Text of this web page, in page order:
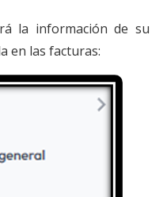
la información de su
en las facturas: